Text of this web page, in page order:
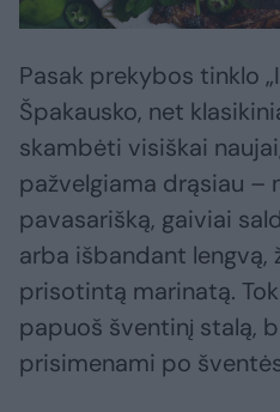
Pasak prekybos tinklo
Špakausko, net
skambėti visiškai
pažvelgiama drąsiau –
pavasarišką, gaiviai
arba išbandant lengvą,
prisotintą marinatą.
papuoš šventinį stalą,
prisimenami po